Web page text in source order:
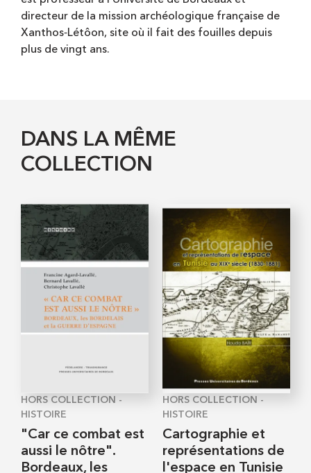
directeur de la mission archéologique française de
Xanthos‑Létôon, site où il fait des fouilles depuis
plus de vingt ans.
DANS LA MÊME
COLLECTION
HORS COLLECTION -
HISTOIRE
"Car ce combat est
aussi le nôtre".
Bordeaux, les
HORS COLLECTION -
HISTOIRE
Cartographie et
représentations de
l'espace en Tunisie